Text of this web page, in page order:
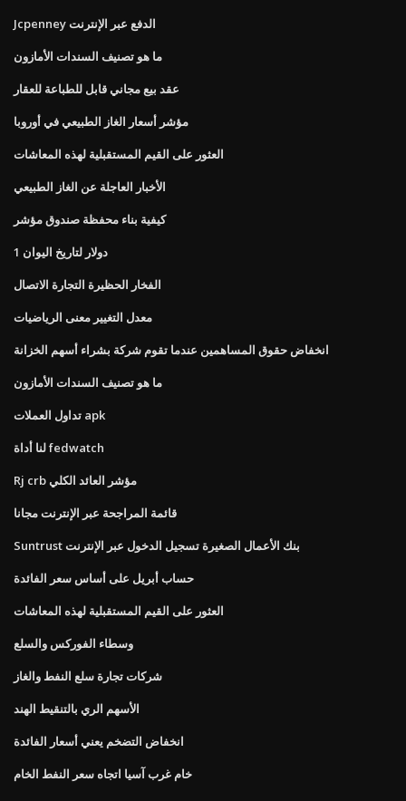
Jcpenney الدفع عبر الإنترنت
ما هو تصنيف السندات الأمازون
عقد بيع مجاني قابل للطباعة للعقار
مؤشر أسعار الغاز الطبيعي في أوروبا
العثور على القيم المستقبلية لهذه المعاشات
الأخبار العاجلة عن الغاز الطبيعي
كيفية بناء محفظة صندوق مؤشر
1 دولار لتاريخ اليوان
الفخار الحظيرة التجارة الاتصال
معدل التغيير معنى الرياضيات
انخفاض حقوق المساهمين عندما تقوم شركة بشراء أسهم الخزانة
ما هو تصنيف السندات الأمازون
تداول العملات apk
لنا أداة fedwatch
Rj crb مؤشر العائد الكلي
قائمة المراجحة عبر الإنترنت مجانا
Suntrust بنك الأعمال الصغيرة تسجيل الدخول عبر الإنترنت
حساب أبريل على أساس سعر الفائدة
العثور على القيم المستقبلية لهذه المعاشات
وسطاء الفوركس والسلع
شركات تجارة سلع النفط والغاز
الأسهم الري بالتنقيط الهند
انخفاض التضخم يعني أسعار الفائدة
خام غرب آسيا اتجاه سعر النفط الخام